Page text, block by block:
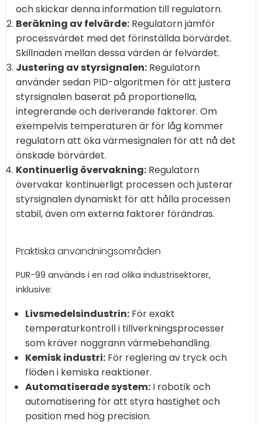
och skickar denna information till regulatorn.
Beräkning av felvärde: Regulatorn jämför
processvärdet med det förinställda börvärdet.
Skillnaden mellan dessa värden är felvärdet.
Justering av styrsignalen: Regulatorn
använder sedan PID-algoritmen för att justera
styrsignalen baserat på proportionella,
integrerande och deriverande faktorer. Om
exempelvis temperaturen är för låg kommer
regulatorn att öka värmesignalen för att nå det
önskade börvärdet.
Kontinuerlig övervakning: Regulatorn
övervakar kontinuerligt processen och justerar
styrsignalen dynamiskt för att hålla processen
stabil, även om externa faktorer förändras.
Praktiska användningsområden
PUR-99 används i en rad olika industrisektorer,
inklusive:
Livsmedelsindustrin: För exakt
temperaturkontroll i tillverkningsprocesser
som kräver noggrann värmebehandling.
Kemisk industri: För reglering av tryck och
flöden i kemiska reaktioner.
Automatiserade system: I robotik och
automatisering för att styra hastighet och
position med hög precision.